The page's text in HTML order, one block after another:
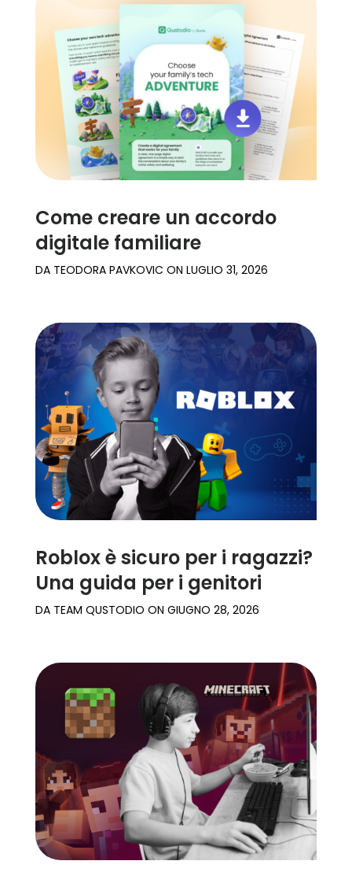
Come creare un accordo
digitale familiare
DA TEODORA PAVKOVIC ON LUGLIO 31, 2026
Roblox è sicuro per i ragazzi?
Una guida per i genitori
DA TEAM QUSTODIO ON GIUGNO 28, 2026